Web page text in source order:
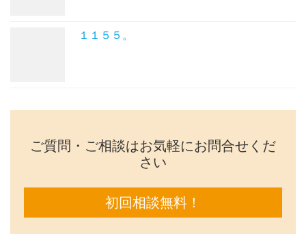
１１５５。
ご質問・ご相談はお気軽にお問合せくだ
さい
初回相談無料！